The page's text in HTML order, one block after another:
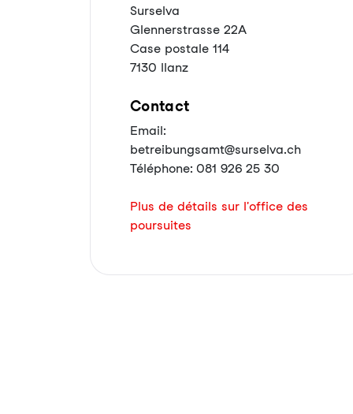
Surselva
Glennerstrasse 22A
Case postale 114
7130 Ilanz
Contact
Email:
betreibungsamt@surselva.ch
Téléphone: 081 926 25 30
Plus de détails sur l'office des
poursuites